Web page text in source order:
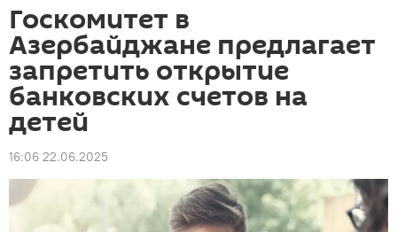
Госкомитет в
Азербайджане предлагает
запретить открытие
банковских счетов на
детей
16:06 22.06.2025